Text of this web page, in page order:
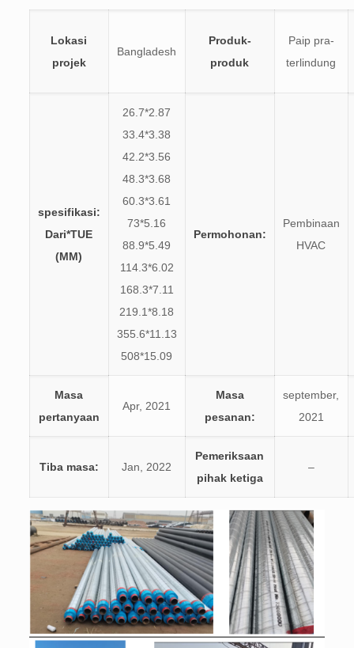
Lokasi
projek
Bangladesh
Produk-
produk
Paip pra-
terlindung
spesifikasi:
Dari*TUE
(MM)
26.7*2.87
33.4*3.38
42.2*3.56
48.3*3.68
60.3*3.61
73*5.16
88.9*5.49
114.3*6.02
168.3*7.11
219.1*8.18
355.6*11.13
508*15.09
Permohonan:
Pembinaan
HVAC
Masa
pertanyaan
Apr, 2021
Masa
pesanan:
september,
2021
Tiba masa: Jan, 2022
Pemeriksaan
pihak ketiga
–